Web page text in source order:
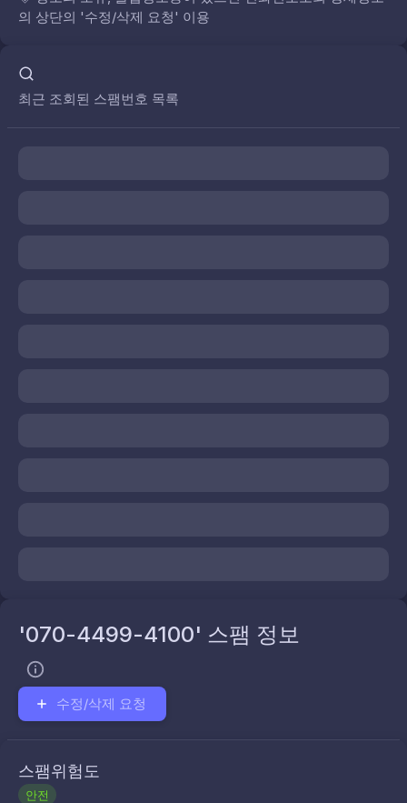
의 상단의 '수정/삭제 요청' 이용
최근 조회된 스팸번호 목록
'070-4499-4100' 스팸 정보
수정/삭제 요청
스팸위험도
안전